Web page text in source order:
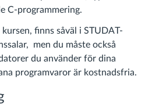
C-programmering.
finns såväl i STUDAT-
men du måste också
du använder för dina
programvaror är kostnadsfria.